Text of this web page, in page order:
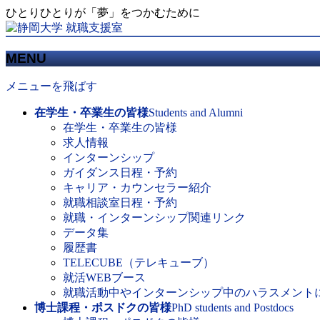
ひとりひとりが「夢」をつかむために
MENU
メニューを飛ばす
在学生・卒業生の皆様Students and Alumni
在学生・卒業生の皆様
求人情報
インターンシップ
ガイダンス日程・予約
キャリア・カウンセラー紹介
就職相談室日程・予約
就職・インターンシップ関連リンク
データ集
履歴書
TELECUBE（テレキューブ）
就活WEBブース
就職活動中やインターンシップ中のハラスメント
博士課程・ポスドクの皆様PhD students and Postdocs